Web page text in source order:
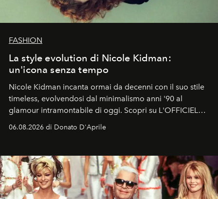
FASHION
La style evolution di Nicole Kidman:
un'icona senza tempo
Nicole Kidman incanta ormai da decenni con il suo stile
timeless, evolvendosi dal minimalismo anni '90 al
glamour intramontabile di oggi. Scopri su L'OFFICIEL
Italia la sua style evolution.
06.08.2026 di Donato D'Aprile